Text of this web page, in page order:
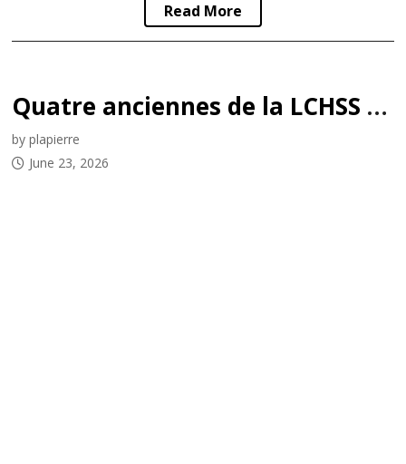
Read More
Quatre anciennes de la LCHSS signent un contrat dans la LPHF
by plapierre
June 23, 2026